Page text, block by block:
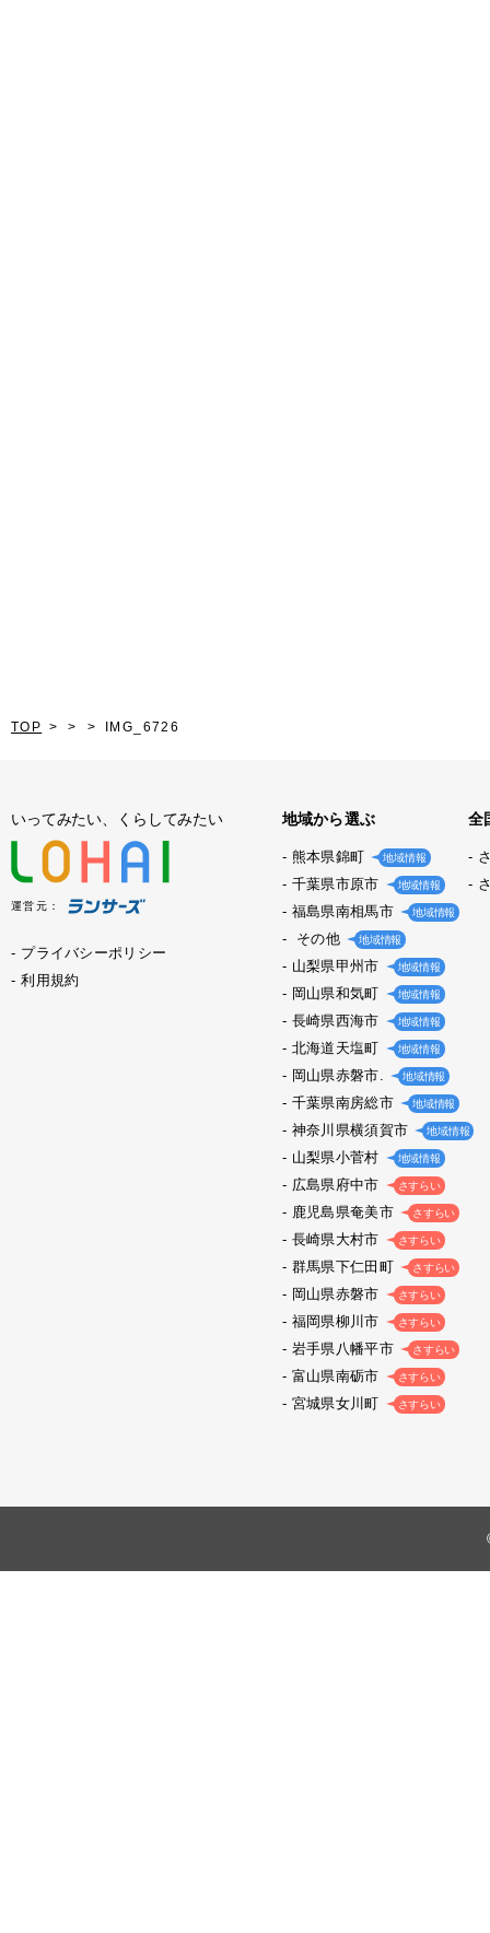
TOP IMG_6726
いってみたい、くらしてみたい
運営元：
プライバシーポリシー
利用規約
地域から選ぶ
熊本県錦町 地域情報
千葉県市原市 地域情報
福島県南相馬市 地域情報
その他 地域情報
山梨県甲州市 地域情報
岡山県和気町 地域情報
長崎県西海市 地域情報
北海道天塩町 地域情報
岡山県赤磐市. 地域情報
千葉県南房総市 地域情報
神奈川県横須賀市 地域情報
山梨県小菅村 地域情報
広島県府中市 さすらい
鹿児島県奄美市 さすらい
長崎県大村市 さすらい
群馬県下仁田町 さすらい
岡山県赤磐市 さすらい
福岡県柳川市 さすらい
岩手県八幡平市 さすらい
富山県南砺市 さすらい
宮城県女川町 さすらい
全